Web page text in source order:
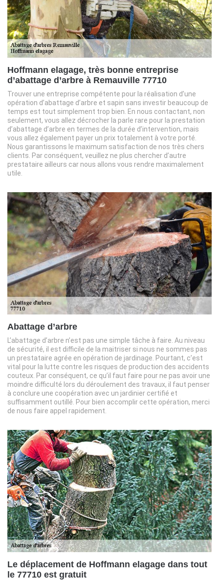
Hoffmann elagage, très bonne entreprise
d’abattage d’arbre à Remauville 77710
Trouver une entreprise compétente pour la réalisation d’une
opération d’abattage d’arbre et sapin sans investir beaucoup de
temps est tout simplement trop bien. En nous contactant, non
seulement, vous allez décrocher la parle rare pour la prestation
d’abattage d’arbre en termes de la durée d’intervention, mais
vous allez également payer un prix totalement à votre porté.
Nous garantissons le maximum satisfaction de nos très chers
clients. Par conséquent, veuillez ne plus chercher d’autre
prestataire ailleurs car nous allons vous rendre maximalement
utile.
Abattage d’arbre
L’abattage d’arbre n’est pas une simple tâche à faire. Au niveau
de sécurité, il est difficile de la maitriser si nous ne sommes pas
un prestataire agrée en opération de jardinage. Pourtant, c’est
vital pour la lutte contre les risques de production des accidents
couteux. Par conséquent, ce qu’il faut faire pour ne pas avoir une
moindre difficulté lors du déroulement des travaux, il faut penser
à conclure une coopération avec un jardinier certifié et
suffisamment outillé. Pour bien accomplir cette opération, merci
de nous faire appel rapidement.
Le déplacement de Hoffmann elagage dans tout
le 77710 est gratuit